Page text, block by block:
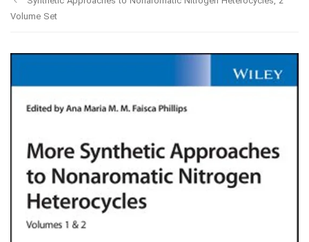
Volume Set